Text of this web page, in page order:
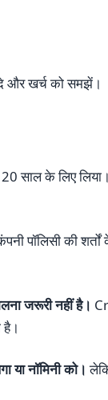
और खर्च को समझें।
साल के लिए
कंपनी पॉलिसी की
जरूरी नहीं है।
है।
या नॉमिनी को।